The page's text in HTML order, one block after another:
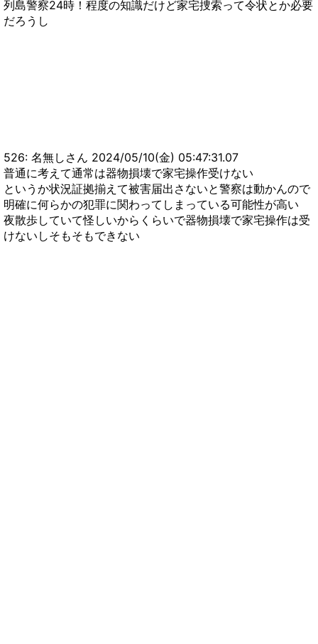
列島警察24時！程度の知識だけど家宅捜索って令状とか必要
だろうし
526: 名無しさん 2024/05/10(金) 05:47:31.07
普通に考えて通常は器物損壊で家宅操作受けない
というか状況証拠揃えて被害届出さないと警察は動かんので
明確に何らかの犯罪に関わってしまっている可能性が高い
夜散歩していて怪しいからくらいで器物損壊で家宅操作は受
けないしそもそもできない